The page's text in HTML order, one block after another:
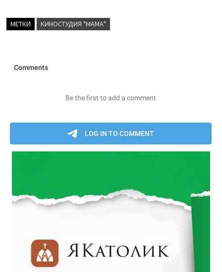
МЕТКИ КИНОСТУДИЯ "МАМА"